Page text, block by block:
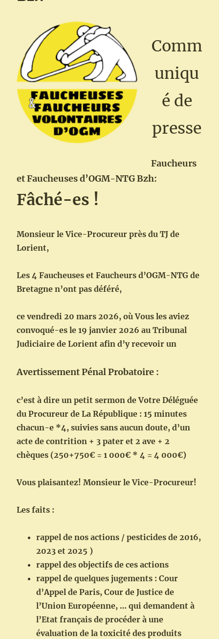
français
lire
et
à
relire)
Comm
uniqu
é de
presse
Faucheurs
et Faucheuses d’OGM-NTG Bzh:
Fâché-es !
Monsieur le Vice-Procureur près du TJ de
Lorient,
Les 4 Faucheuses et Faucheurs d’OGM-NTG de
Bretagne n’ont pas déféré,
ce vendredi 20 mars 2026, où Vous les aviez
convoqué-es le 19 janvier 2026 au Tribunal
Judiciaire de Lorient afin d’y recevoir un
Avertissement Pénal Probatoire :
c’est à dire un petit sermon de Votre Déléguée
du Procureur de La République : 15 minutes
chacun-e *4, suivies sans aucun doute, d’un
acte de contrition + 3 pater et 2 ave + 2
chèques (250+750€ = 1 000€ * 4 = 4 000€)
Vous plaisantez! Monsieur le Vice-Procureur!
Les faits :
rappel de nos actions / pesticides de 2016,
2023 et 2025 )
rappel des objectifs de ces actions
rappel de quelques jugements : Cour
d’Appel de Paris, Cour de Justice de
l’Union Européenne, … qui demandent à
l’Etat français de procéder à une
évaluation de la toxicité des produits